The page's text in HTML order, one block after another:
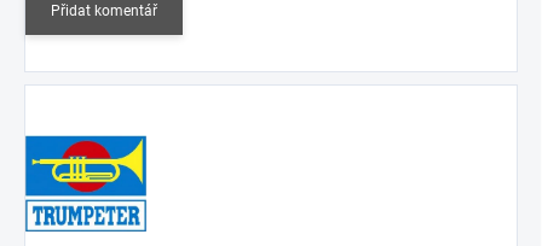
Přidat komentář